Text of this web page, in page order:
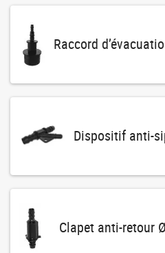
Raccord
Dispositif anti-
Clapet anti-retour